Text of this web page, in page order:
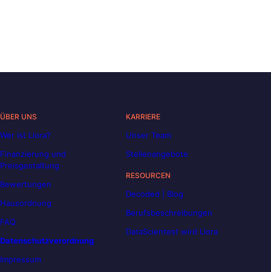
ÜBER UNS
Wer ist Liora?
Finanzierung und
Preisgestaltung
Bewertungen
Hausordnung
FAQ
Datenschutzverordnung
Impressum
KARRIERE
Unser Team
Stellenangebote
RESOURCEN
Decoded | Blog
Berufsbeschreibungen
DataScientest wird Liora